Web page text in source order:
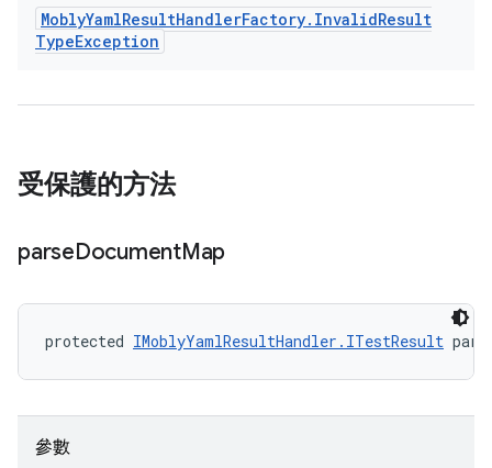
MoblyYamlResultHandlerFactory. InvalidResult
TypeException
受保護的方法
parseDocumentMap
protected IMoblyYamlResultHandler.ITestResult
參數